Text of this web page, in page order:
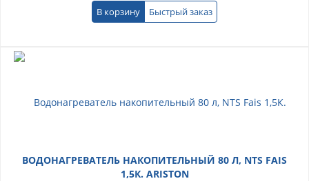
В корзину Быстрый заказ
ВОДОНАГРЕВАТЕЛЬ НАКОПИТЕЛЬНЫЙ 80 Л, NTS FAIS
1,5К. ARISTON